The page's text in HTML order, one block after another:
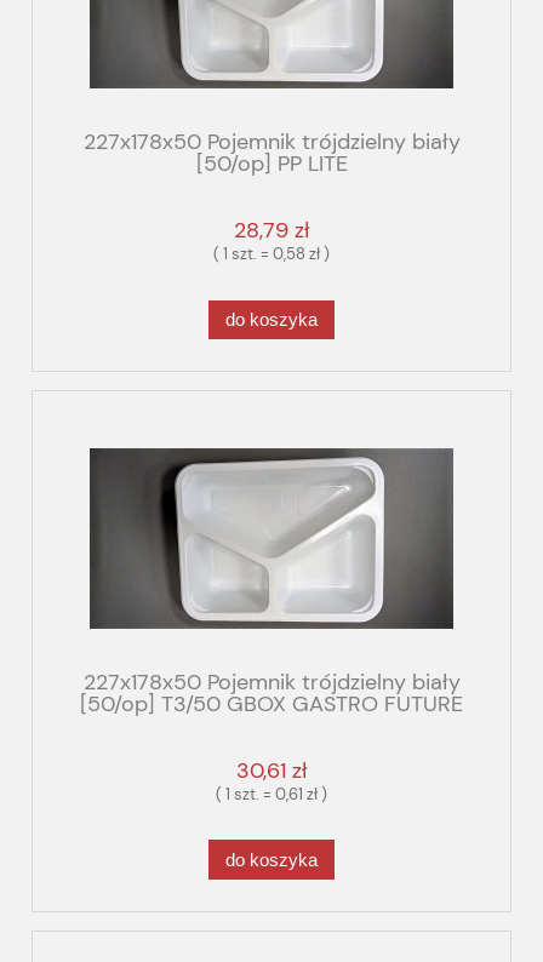
227x178x50 Pojemnik trójdzielny biały
[50/op] PP LITE
28,79 zł
( 1 szt. = 0,58 zł )
do koszyka
227x178x50 Pojemnik trójdzielny biały
[50/op] T3/50 GBOX GASTRO FUTURE
30,61 zł
( 1 szt. = 0,61 zł )
do koszyka